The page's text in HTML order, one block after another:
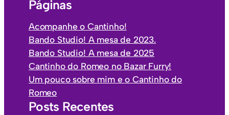
v
s
t
e
g
o
i
a
s
Páginas
Acompanhe o Cantinho!
Bando Studio! A mesa de 2023.
Bando Studio! A mesa de 2025
Cantinho do Romeo no Bazar Furry!
Um pouco sobre mim e o Cantinho do
Romeo
Posts Recentes